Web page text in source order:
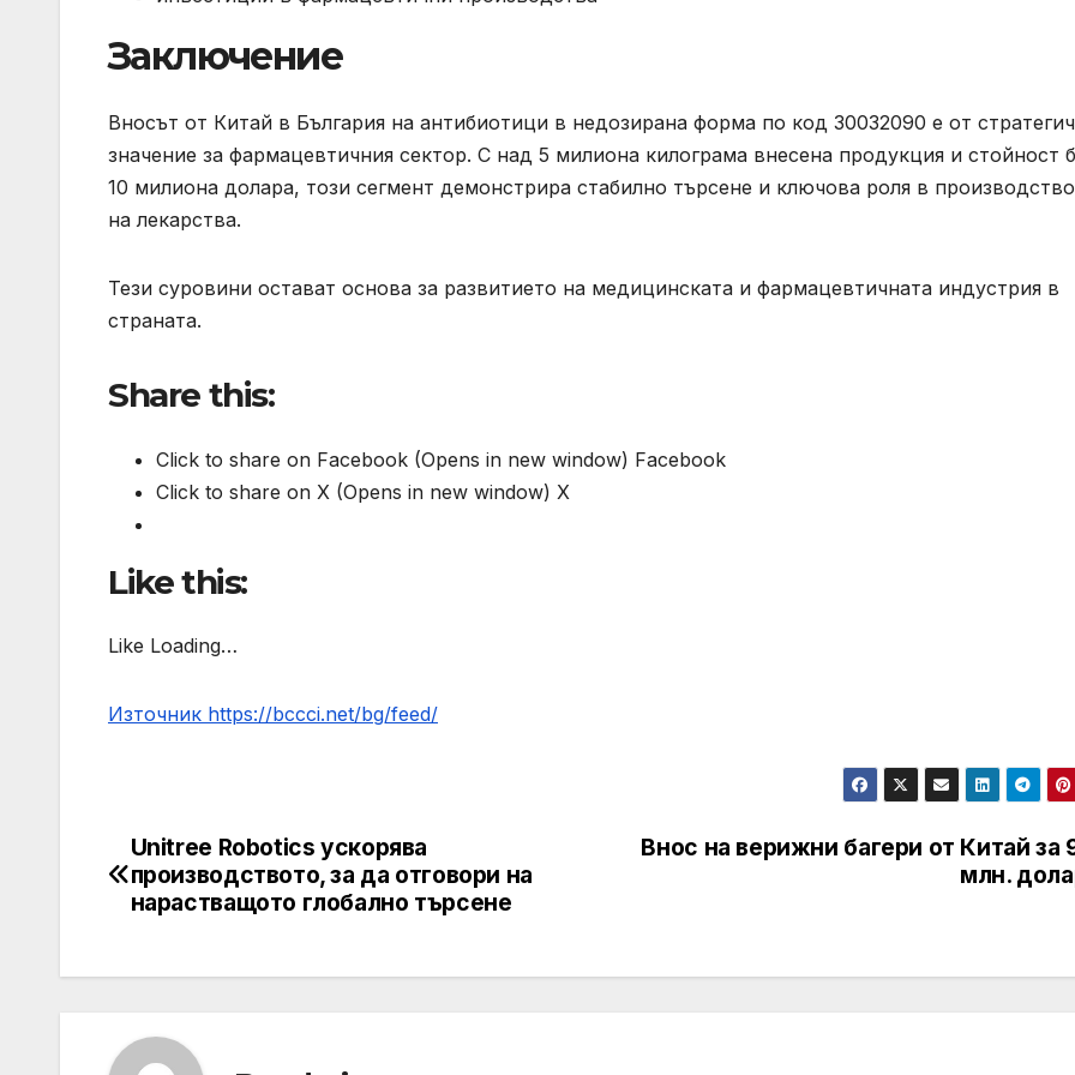
Заключение
Вносът от Китай в България на антибиотици в недозирана форма по код 30032090 е от
значение за фармацевтичния сектор. С над 5 милиона килограма внесена продукция и стойност
10 милиона долара, този сегмент демонстрира стабилно търсене и ключова роля в
на лекарства.
Тези суровини остават основа за развитието на медицинската и фармацевтичната индустрия в
страната.
Share this:
Click to share on Facebook (Opens in new window) Facebook
Click to share on X (Opens in new window) X
Like this:
Like Loading…
Източник https://bccci.net/bg/feed/
Post
navigation
Внос на верижни багери от Китай за
млн.
Unitree Robotics ускорява
производството, за да отговори на
нарастващото глобално търсене